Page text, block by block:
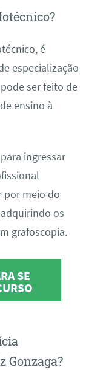
é
especialização
ser feito de
ensino à
ingressar
por meio do
os
grafoscopia.
SE
Gonzaga?